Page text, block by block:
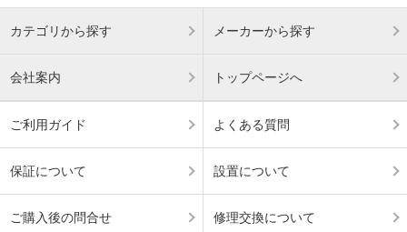
カテゴリから探す メーカーから探す
会社案内 トップページへ
ご利用ガイド よくある質問
保証について 設置について
ご購入後の問合せ 修理交換について